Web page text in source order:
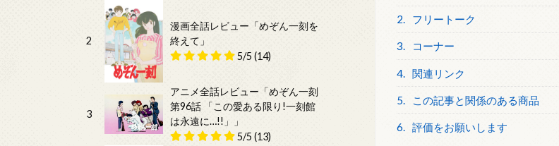
2. フリートーク
3. コーナー
4. 関連リンク
5. この記事と関係のある商品
6. 評価をお願いします
2
漫画全話レビュー「めぞん一刻を
終えて」
5/5 (14)
3
アニメ全話レビュー「めぞん一刻
第96話 「この愛ある限り!一刻館
は永遠に…!!」」
5/5 (13)